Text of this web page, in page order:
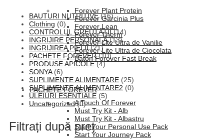
Forever Plant Protein
Forever Garcinia Plus
Forever Lean
Forever Therm
Forever Lite Ultra de Vanilie
Forever Lite Ultra de Ciocolata
Baton Forever Fast Break
PACHETE FOREVER
A Touch Of Forever
Must Try Kit - Alb
Must Try Kit - Albastru
Start Your Personal Use Pack
Start Your Journey Pack
BAUTURI NUTRITIVE (16)
Clothing (0)
CONTROLUL GREUTĂȚII (14)
INGRIJIRE PERSONALĂ (13)
INGRIJIREA PIELII (21)
PACHETE FOREVER (10)
PRODUSE APICOLE (4)
SONYA (6)
SUPLIMENTE ALIMENTARE (25)
SUPLIMENTE ALIMENTARE2 (0)
ULEIURI ESENTIALE (5)
Uncategorized (0)
Filtrați după preț